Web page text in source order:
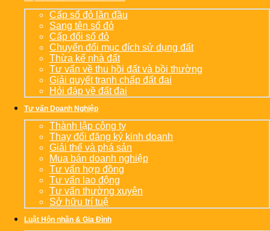
Cấp sổ đỏ lần đầu
Sang tên sổ đỏ
Cấp đổi sổ đỏ
Chuyển đổi mục đích sử dụng đất
Thừa kế nhà đất
Tư vấn về thu hồi đất và bồi thường
Giải quyết tranh chấp đất đai
Hỏi đáp về đất đai
Tư vấn Doanh Nghiệp
Thành lập công ty
Thay đổi đăng ký kinh doanh
Giải thể và phá sản
Mua bán doanh nghiệp
Tư vấn hợp đồng
Tư vấn lao động
Tư vấn thường xuyên
Sở hữu trí tuệ
Luật Hôn nhân & Gia Đình